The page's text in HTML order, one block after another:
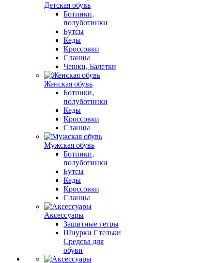
Детская обувь
Ботинки,
полуботинки
Бутсы
Кеды
Кроссовки
Сланцы
Чешки, Балетки
Женская обувь
Ботинки,
полуботинки
Кеды
Кроссовки
Сланцы
Мужская обувь
Ботинки,
полуботинки
Бутсы
Кеды
Кроссовки
Сланцы
Аксессуары
Защитные гетры
Шнурки Стельки
Средсва для
обуви